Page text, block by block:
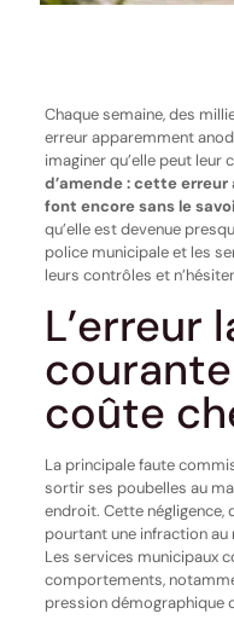
Chaque semaine, des
erreur apparemment
imaginer qu’elle peut leur
d’amende : cette
font encore sans le
qu’elle est devenue
police municipale et les
leurs contrôles et
L’erreur
coûte
La principale faute
sortir ses poubelles au
endroit. Cette négligence,
pourtant une infraction
Les services municipaux
comportements,
pression démographique